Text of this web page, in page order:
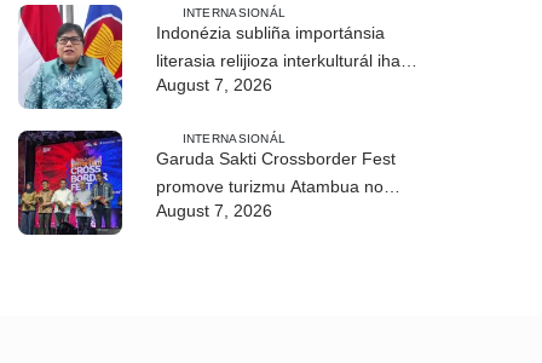
INTERNASIONÁL
Indonézia subliña importánsia
literasia relijioza interkulturál iha
ASEAN
August 7, 2026
INTERNASIONÁL
Garuda Sakti Crossborder Fest
promove turizmu Atambua no
hametin relasaun TL–Indonézia
August 7, 2026